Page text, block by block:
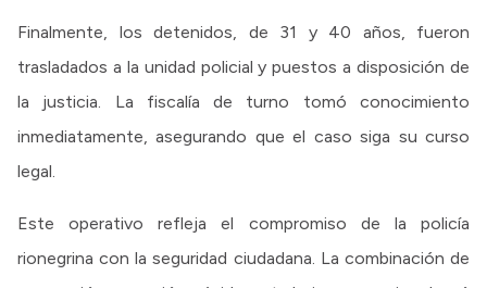
Finalmente, los detenidos, de 31 y 40 años, fueron
trasladados a la unidad policial y puestos a disposición de
la justicia. La fiscalía de turno tomó conocimiento
inmediatamente, asegurando que el caso siga su curso
legal.
Este operativo refleja el compromiso de la policía
rionegrina con la seguridad ciudadana. La combinación de